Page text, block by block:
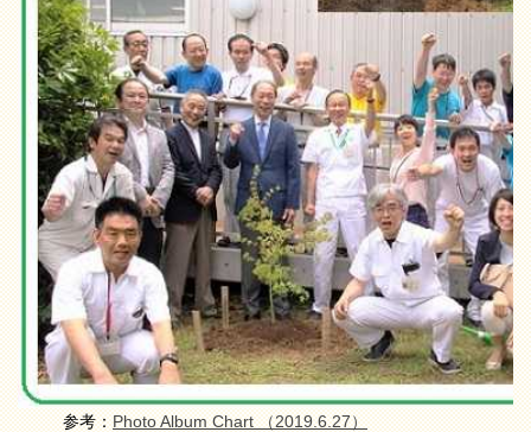
参考：Photo Album Chart （2019.6.27）